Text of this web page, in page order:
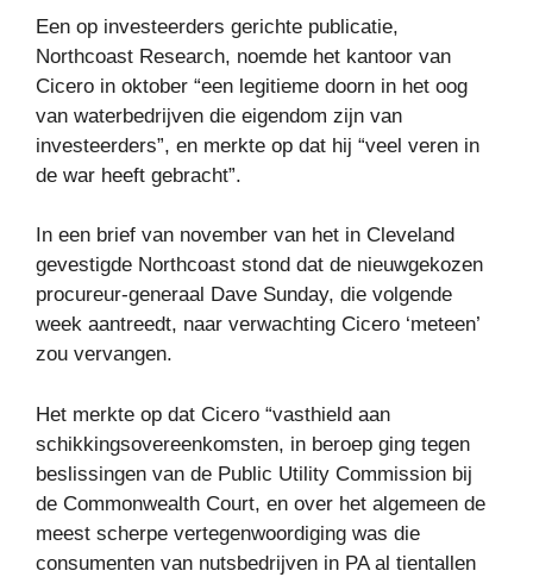
Een op investeerders gerichte publicatie,
Northcoast Research, noemde het kantoor van
Cicero in oktober “een legitieme doorn in het oog
van waterbedrijven die eigendom zijn van
investeerders”, en merkte op dat hij “veel veren in
de war heeft gebracht”.
In een brief van november van het in Cleveland
gevestigde Northcoast stond dat de nieuwgekozen
procureur-generaal Dave Sunday, die volgende
week aantreedt, naar verwachting Cicero ‘meteen’
zou vervangen.
Het merkte op dat Cicero “vasthield aan
schikkingsovereenkomsten, in beroep ging tegen
beslissingen van de Public Utility Commission bij
de Commonwealth Court, en over het algemeen de
meest scherpe vertegenwoordiging was die
consumenten van nutsbedrijven in PA al tientallen